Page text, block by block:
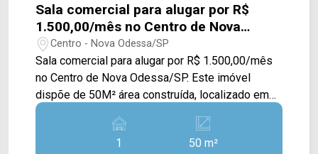
Sala comercial para alugar por R$
1.500,00/mês no Centro de Nova
Odessa/SP.
Centro - Nova Odessa/SP
Sala comercial para alugar por R$ 1.500,00/mês
no Centro de Nova Odessa/SP. Este imóvel
dispõe de 50M² área construída, localizado em
um excelente ponto da cidade, oferece a
possibilidade de locação de mais 02 salas no
mesmo piso, com entradas independentes,
1 50 m²